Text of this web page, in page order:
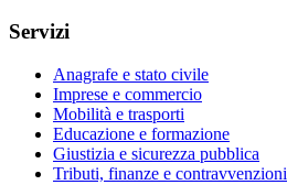
Servizi
Anagrafe e stato civile
Imprese e commercio
Mobilità e trasporti
Educazione e formazione
Giustizia e sicurezza pubblica
Tributi, finanze e contravvenzioni